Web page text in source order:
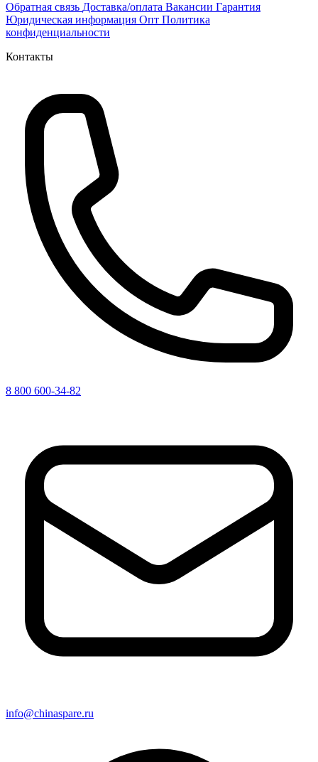
Обратная связь Доставка/оплата Вакансии Гарантия
Юридическая информация Опт Политика
конфиденциальности
Контакты
8 800 600-34-82
info@chinaspare.ru